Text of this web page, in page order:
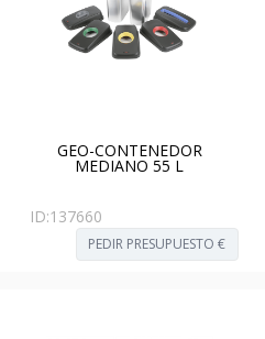
GEO-CONTENEDOR
MEDIANO 55 L
ID:137660
PEDIR PRESUPUESTO €